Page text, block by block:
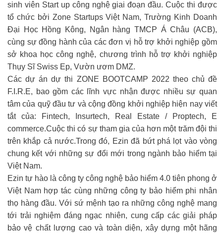
sinh viên Start up công nghệ giai đoạn đầu. Cuộc thi được
tổ chức bởi Zone Startups Việt Nam, Trường Kinh Doanh
Đại Học Hồng Kông, Ngân hàng TMCP Á Châu (ACB),
cùng sự đồng hành của các đơn vị hỗ trợ khởi nghiệp gồm
sở khoa học công nghệ, chương trình hỗ trợ khởi nghiệp
Thụy Sĩ Swiss Ep, Vườn ươm DMZ.
Các dự án dự thi ZONE BOOTCAMP 2022 theo chủ đề
F.I.R.E, bao gồm các lĩnh vực nhận được nhiều sự quan
tâm của quỹ đầu tư và cộng đồng khởi nghiệp hiện nay viết
tắt của: Fintech, Insurtech, Real Estate / Proptech, E
commerce.Cuộc thi có sự tham gia của hơn một trăm đội thi
trên khắp cả nước.Trong đó, Ezin đã bứt phá lọt vào vòng
chung kết với những sự đổi mới trong ngành bảo hiểm tại
Việt Nam.
Ezin tự hào là công ty công nghệ bảo hiểm 4.0 tiên phong ở
Việt Nam hợp tác cùng những công ty bảo hiểm phi nhân
thọ hàng đầu. Với sứ mệnh tạo ra những công nghệ mang
tới trải nghiệm đáng ngạc nhiên, cung cấp các giải pháp
bảo vệ chất lượng cao và toàn diện, xây dựng một hãng